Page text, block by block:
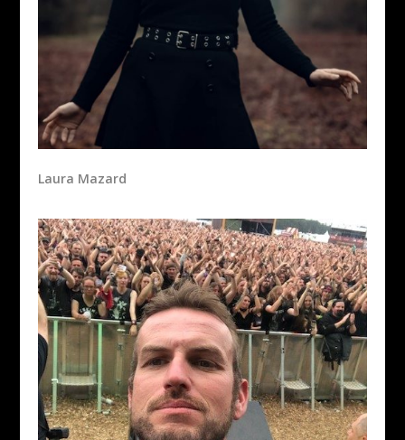
Laura Mazard